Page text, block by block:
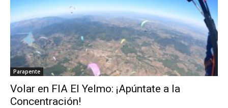
Parapente
Volar en FIA El Yelmo: ¡Apúntate a la
Concentración!